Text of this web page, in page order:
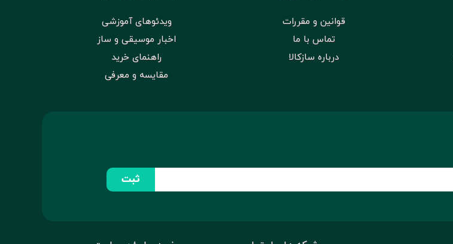
قوانین و مقررات
تماس با ما
درباره سازکالا
ویدئوهای آموزشی
اخبار موسیقی و ساز
راهنمای خرید
مقایسه و معرفی
ثبت